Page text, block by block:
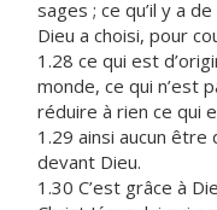
sages ; ce qu’il y a
Dieu a choisi, pour
1.28 ce qui est
monde, ce qui n’est
réduire à rien ce qui
1.29 ainsi aucun être
devant Dieu.
1.30 C’est grâce à